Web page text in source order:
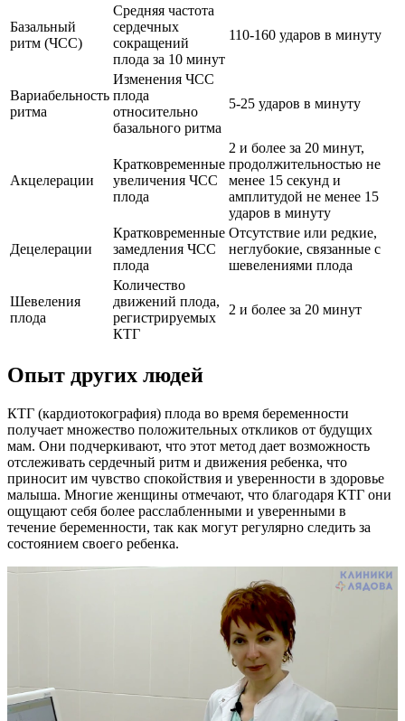
Базальный
ритм (ЧСС)
Средняя частота
сердечных
сокращений
плода за 10 минут
110-160 ударов в минуту
Вариабельность
ритма
Изменения ЧСС
плода
относительно
базального ритма
5-25 ударов в минуту
Акцелерации
Кратковременные
увеличения ЧСС
плода
2 и более за 20 минут,
продолжительностью не
менее 15 секунд и
амплитудой не менее 15
ударов в минуту
Децелерации
Кратковременные
замедления ЧСС
плода
Отсутствие или редкие,
неглубокие, связанные с
шевелениями плода
Шевеления
плода
Количество
движений плода,
регистрируемых
КТГ
2 и более за 20 минут
Опыт других людей
КТГ (кардиотокография) плода во время беременности
получает множество положительных откликов от будущих
мам. Они подчеркивают, что этот метод дает возможность
отслеживать сердечный ритм и движения ребенка, что
приносит им чувство спокойствия и уверенности в здоровье
малыша. Многие женщины отмечают, что благодаря КТГ они
ощущают себя более расслабленными и уверенными в
течение беременности, так как могут регулярно следить за
состоянием своего ребенка.